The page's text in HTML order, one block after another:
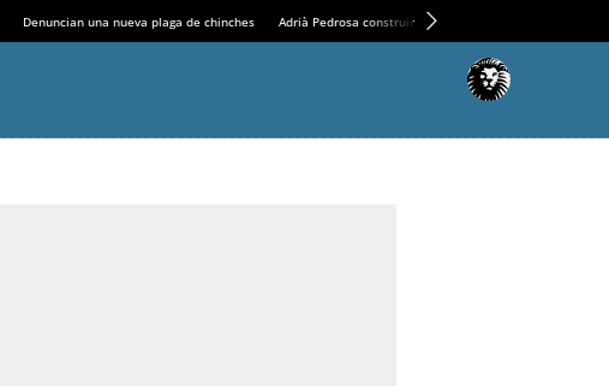
Denuncian una nueva plaga de chinches Adrià Pedrosa construirá la nueva residencia en el